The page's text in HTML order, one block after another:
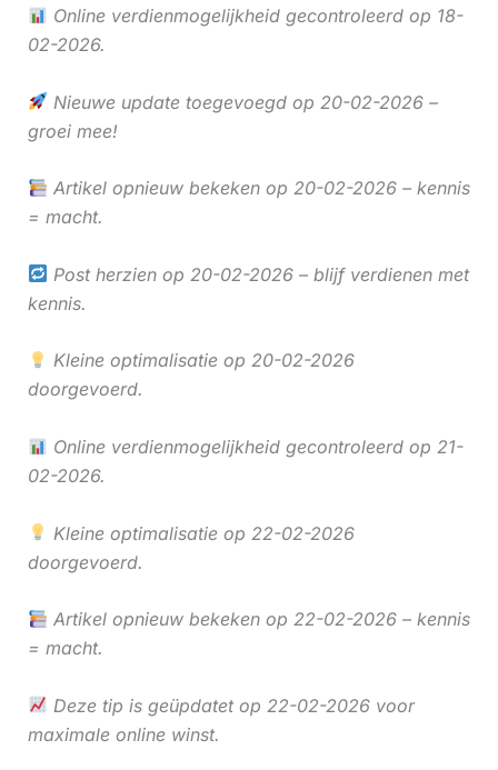
Online verdienmogelijkheid gecontroleerd op 18-
02-2026.
Nieuwe update toegevoegd op 20-02-2026 –
groei mee!
Artikel opnieuw bekeken op 20-02-2026 – kennis
= macht.
Post herzien op 20-02-2026 – blijf verdienen met
kennis.
Kleine optimalisatie op 20-02-2026
doorgevoerd.
Online verdienmogelijkheid gecontroleerd op 21-
02-2026.
Kleine optimalisatie op 22-02-2026
doorgevoerd.
Artikel opnieuw bekeken op 22-02-2026 – kennis
= macht.
Deze tip is geüpdatet op 22-02-2026 voor
maximale online winst.